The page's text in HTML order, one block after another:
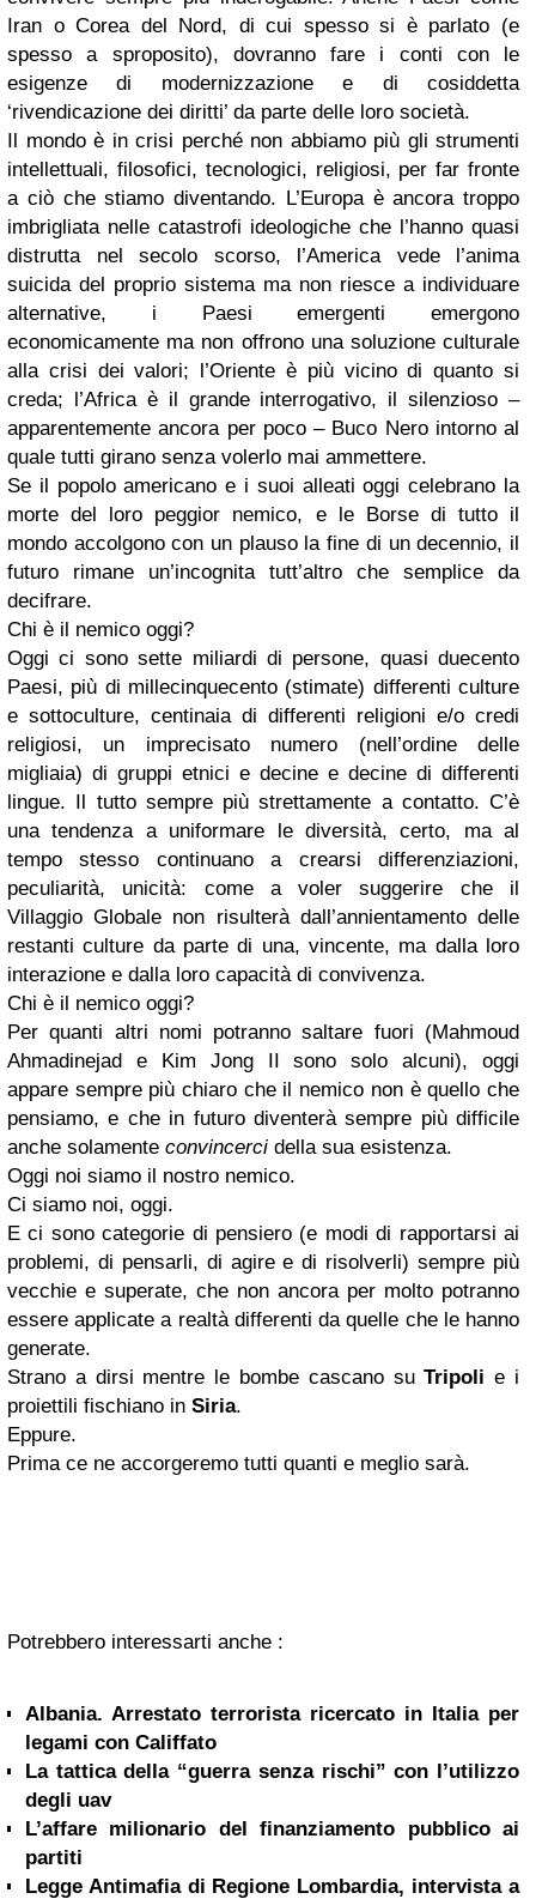
Iran o Corea del Nord, di cui spesso si è parlato (e
spesso a sproposito), dovranno fare i conti con le
esigenze di modernizzazione e di cosiddetta
‘rivendicazione dei diritti’ da parte delle loro società.
Il mondo è in crisi perché non abbiamo più gli strumenti
intellettuali, filosofici, tecnologici, religiosi, per far fronte
a ciò che stiamo diventando. L’Europa è ancora troppo
imbrigliata nelle catastrofi ideologiche che l’hanno quasi
distrutta nel secolo scorso, l’America vede l’anima
suicida del proprio sistema ma non riesce a individuare
alternative, i Paesi emergenti emergono
economicamente ma non offrono una soluzione culturale
alla crisi dei valori; l’Oriente è più vicino di quanto si
creda; l’Africa è il grande interrogativo, il silenzioso –
apparentemente ancora per poco – Buco Nero intorno al
quale tutti girano senza volerlo mai ammettere.
Se il popolo americano e i suoi alleati oggi celebrano la
morte del loro peggior nemico, e le Borse di tutto il
mondo accolgono con un plauso la fine di un decennio, il
futuro rimane un’incognita tutt’altro che semplice da
decifrare.
Chi è il nemico oggi?
Oggi ci sono sette miliardi di persone, quasi duecento
Paesi, più di millecinquecento (stimate) differenti culture
e sottoculture, centinaia di differenti religioni e/o credi
religiosi, un imprecisato numero (nell’ordine delle
migliaia) di gruppi etnici e decine e decine di differenti
lingue. Il tutto sempre più strettamente a contatto. C’è
una tendenza a uniformare le diversità, certo, ma al
tempo stesso continuano a crearsi differenziazioni,
peculiarità, unicità: come a voler suggerire che il
Villaggio Globale non risulterà dall’annientamento delle
restanti culture da parte di una, vincente, ma dalla loro
interazione e dalla loro capacità di convivenza.
Chi è il nemico oggi?
Per quanti altri nomi potranno saltare fuori (Mahmoud
Ahmadinejad e Kim Jong II sono solo alcuni), oggi
appare sempre più chiaro che il nemico non è quello che
pensiamo, e che in futuro diventerà sempre più difficile
anche solamente convincerci della sua esistenza.
Oggi noi siamo il nostro nemico.
Ci siamo noi, oggi.
E ci sono categorie di pensiero (e modi di rapportarsi ai
problemi, di pensarli, di agire e di risolverli) sempre più
vecchie e superate, che non ancora per molto potranno
essere applicate a realtà differenti da quelle che le hanno
generate.
Strano a dirsi mentre le bombe cascano suTripoli e i
proiettili fischiano in Siria.
Eppure.
Prima ce ne accorgeremo tutti quanti e meglio sarà.
Potrebbero interessarti anche :
Albania. Arrestato terrorista ricercato in Italia per
legami con Califfato
La tattica della “guerra senza rischi” con l’utilizzo
degli uav
L’affare milionario del finanziamento pubblico ai
partiti
Legge Antimafia di Regione Lombardia, intervista a